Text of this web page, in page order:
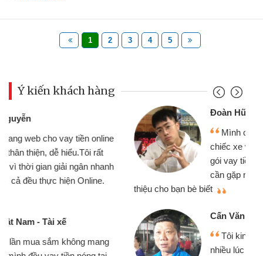
1 2 3 4 5
Ý kiến khách hàng
Đoàn Hữu Cảnh
Mình cần tiền gấp nên định cầm cố
chiếc xe wave nhưng thật may đã có
gói vay tiền bằng CMND online không
cần gặp mặt nên rất tiện lợi, sẽ giới
Cấn Văn Lực - Tạp hóa
Tôi kinh doanh buôn bán nhỏ lẻ
nhiều lúc cần vốn nhập hàng, nhờ biết